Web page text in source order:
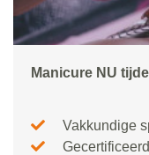
Manicure NU
Vakkundige